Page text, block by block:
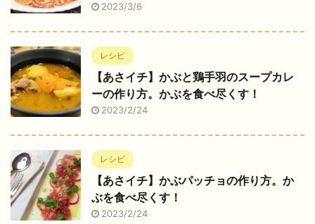
2023/3/6
レシピ
【あさイチ】かぶと鶏手羽のスープカレ
ーの作り方。かぶを食べ尽くす！
2023/2/24
レシピ
【あさイチ】かぶパッチョの作り方。か
ぶを食べ尽くす！
2023/2/24